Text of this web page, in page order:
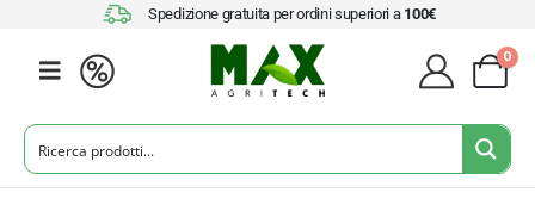
Spedizione gratuita per ordini superiori a 100€
0